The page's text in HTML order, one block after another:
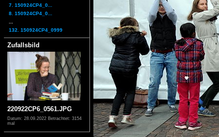
7. 150924CP4_0...
8. 150924CP4_0...
132. 150924CP4_0999
Zufallsbild
220922CP6_0561.JPG
Datum: 28.09.2022 Betrachtet: 3154
mal